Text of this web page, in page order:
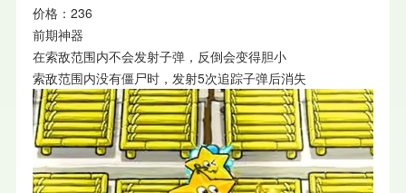
价格：236
前期神器
在索敌范围内不会发射子弹，反倒会变得胆小
索敌范围内没有僵尸时，发射5次追踪子弹后消失